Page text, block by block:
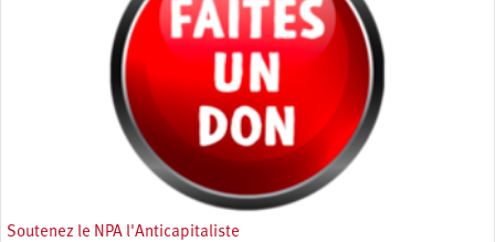
Soutenez le NPA l'Anticapitaliste